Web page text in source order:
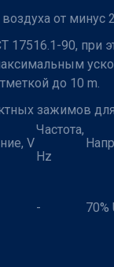
от
17516.1-90,
до 10 m.
зажимов
V
Частота,
Hz
-
70%